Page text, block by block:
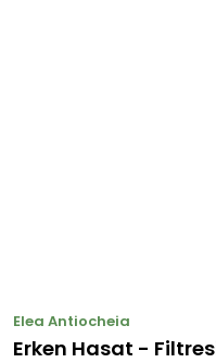
Elea Antiocheia
Erken Hasat -